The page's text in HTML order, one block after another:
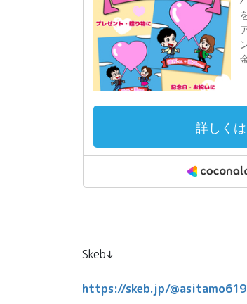
Skeb↓
https://skeb.jp/@asitamo619